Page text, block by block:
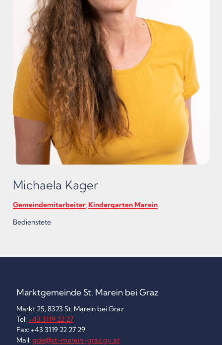
Michaela Kager
Gemeindemitarbeiter, Kindergarten Marein
Bedienstete
Marktgemeinde St. Marein bei Graz
Markt 25, 8323 St. Marein bei Graz
Tel: +43 3119 22 27
Fax: +43 3119 22 27 29
Mail:gde@st-marein-graz.gv.at